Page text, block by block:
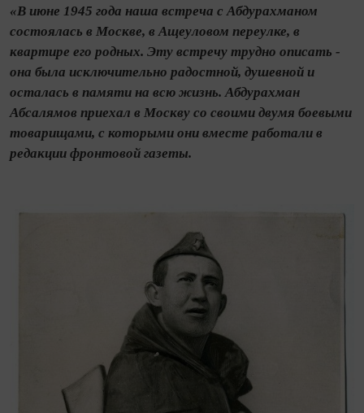
«В июне 1945 года наша встреча с Абдурахманом
состоялась в Москве, в Ащеуловом переулке, в
квартире его родных. Эту встречу трудно описать -
она была исключительно радостной, душевной и
осталась в памяти на всю жизнь. Абдурахман
Абсалямов приехал в Москву со своими двумя боевыми
товарищами, с которыми они вместе работали в
редакции фронтовой газеты.